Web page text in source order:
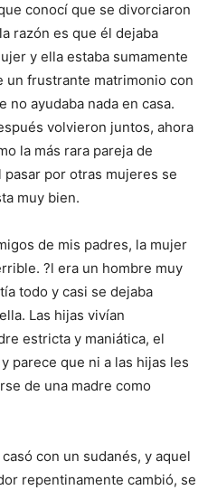
conocí que se divorciaron
razón es que él dejaba
y ella estaba sumamente
un frustrante matrimonio con
ayudaba nada en casa.
volvieron juntos, ahora
la más rara pareja de
pasar por otras mujeres se
muy bien.
de mis padres, la mujer
?l era un hombre muy
todo y casi se dejaba
Las hijas vivían
estricta y maniática, el
parece que ni a las hijas les
de una madre como
con un sudanés, y aquel
repentinamente cambió, se